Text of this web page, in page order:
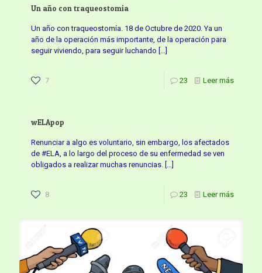
Un año con traqueostomía
Un año con traqueostomía. 18 de Octubre de 2020. Ya un
año de la operación más importante, de la operación para
seguir viviendo, para seguir luchando […]
7 23 Leer más
wELApop
Renunciar a algo es voluntario, sin embargo, los afectados
de #ELA, a lo largo del proceso de su enfermedad se ven
obligados a realizar muchas renuncias. […]
8 23 Leer más